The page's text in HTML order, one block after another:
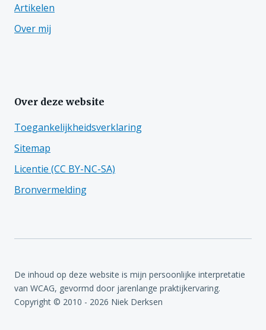
Artikelen
Over mij
Over deze website
Toegankelijkheidsverklaring
Sitemap
Licentie (CC BY-NC-SA)
Bronvermelding
De inhoud op deze website is mijn persoonlijke interpretatie
van WCAG, gevormd door jarenlange praktijkervaring.
Copyright © 2010 - 2026 Niek Derksen